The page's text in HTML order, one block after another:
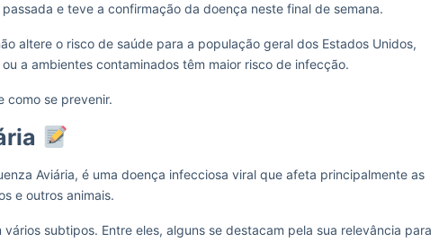
e teve a confirmação da doença neste final de semana.
altere o risco de saúde para a população geral dos Estados Unidos,
a ambientes contaminados têm maior risco de infecção.
como se prevenir.
Aviária, é uma doença infecciosa viral que afeta principalmente as
e outros animais.
subtipos. Entre eles, alguns se destacam pela sua relevância para